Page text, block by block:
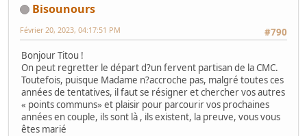
Bisounours
#790
Février 20, 2023, 04:17:51 PM
Bonjour Titou !
On peut regretter le départ d?un fervent partisan de la CMC.
Toutefois, puisque Madame n?accroche pas, malgré toutes ces
années de tentatives, il faut se résigner et chercher vos autres
« points communs» et plaisir pour parcourir vos prochaines
années en couple, ils sont là , ils existent, la preuve, vous vous
êtes marié